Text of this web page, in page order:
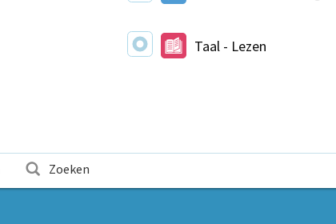
Taal - Lezen
Zoeken